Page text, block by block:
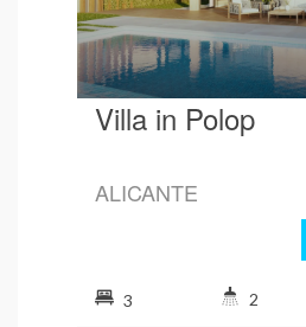
Villa in Polop
ALICANTE
3 2